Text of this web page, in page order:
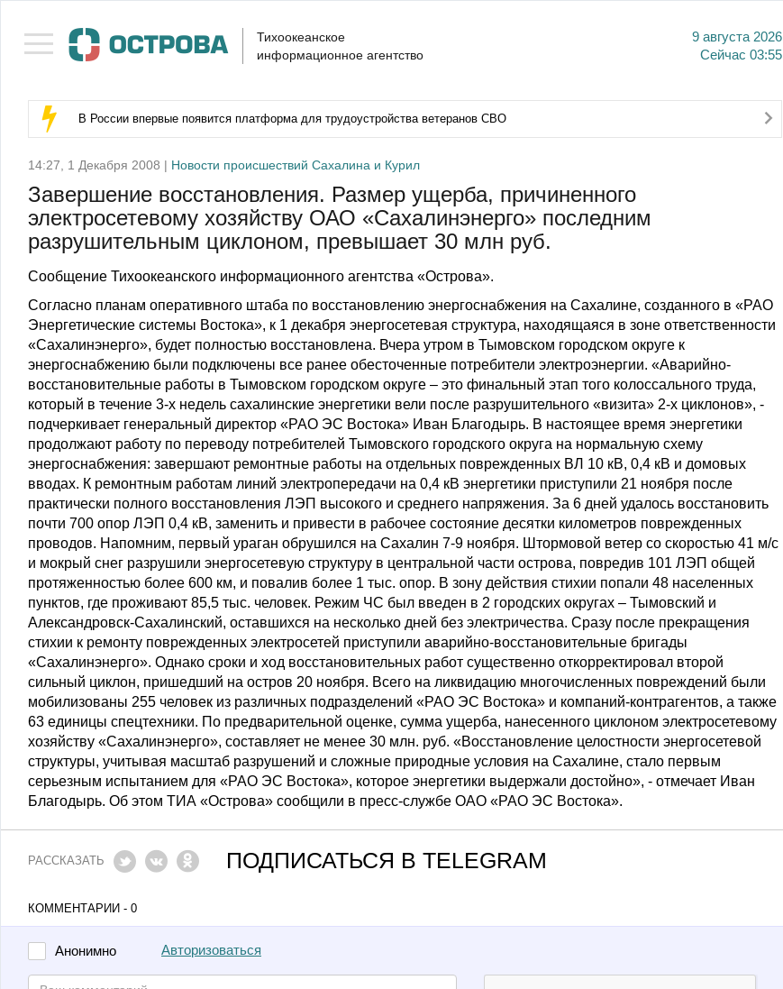
Тихоокеанское
информационное агентство
9 августа 2026
Сейчас 03:55
В России впервые появится платформа для трудоустройства ветеранов СВО
14:27, 1 Декабря 2008 | Новости происшествий Сахалина и Курил
Завершение восстановления. Размер ущерба, причиненного
электросетевому хозяйству ОАО «Сахалинэнерго» последним
разрушительным циклоном, превышает 30 млн руб.
Сообщение Тихоокеанского информационного агентства «Острова».
Согласно планам оперативного штаба по восстановлению энергоснабжения на Сахалине, созданного в «РАО
Энергетические системы Востока», к 1 декабря энергосетевая структура, находящаяся в зоне ответственности
«Сахалинэнерго», будет полностью восстановлена. Вчера утром в Тымовском городском округе к
энергоснабжению были подключены все ранее обесточенные потребители электроэнергии. «Аварийно-
восстановительные работы в Тымовском городском округе – это финальный этап того колоссального труда,
который в течение 3-х недель сахалинские энергетики вели после разрушительного «визита» 2-х циклонов», -
подчеркивает генеральный директор «РАО ЭС Востока» Иван Благодырь. В настоящее время энергетики
продолжают работу по переводу потребителей Тымовского городского округа на нормальную схему
энергоснабжения: завершают ремонтные работы на отдельных поврежденных ВЛ 10 кВ, 0,4 кВ и домовых
вводах. К ремонтным работам линий электропередачи на 0,4 кВ энергетики приступили 21 ноября после
практически полного восстановления ЛЭП высокого и среднего напряжения. За 6 дней удалось восстановить
почти 700 опор ЛЭП 0,4 кВ, заменить и привести в рабочее состояние десятки километров поврежденных
проводов. Напомним, первый ураган обрушился на Сахалин 7-9 ноября. Штормовой ветер со скоростью 41 м/с
и мокрый снег разрушили энергосетевую структуру в центральной части острова, повредив 101 ЛЭП общей
протяженностью более 600 км, и повалив более 1 тыс. опор. В зону действия стихии попали 48 населенных
пунктов, где проживают 85,5 тыс. человек. Режим ЧС был введен в 2 городских округах – Тымовский и
Александровск-Сахалинский, оставшихся на несколько дней без электричества. Сразу после прекращения
стихии к ремонту поврежденных электросетей приступили аварийно-восстановительные бригады
«Сахалинэнерго». Однако сроки и ход восстановительных работ существенно откорректировал второй
сильный циклон, пришедший на остров 20 ноября. Всего на ликвидацию многочисленных повреждений были
мобилизованы 255 человек из различных подразделений «РАО ЭС Востока» и компаний-контрагентов, а также
63 единицы спецтехники. По предварительной оценке, сумма ущерба, нанесенного циклоном электросетевому
хозяйству «Сахалинэнерго», составляет не менее 30 млн. руб. «Восстановление целостности энергосетевой
структуры, учитывая масштаб разрушений и сложные природные условия на Сахалине, стало первым
серьезным испытанием для «РАО ЭС Востока», которое энергетики выдержали достойно», - отмечает Иван
Благодырь. Об этом ТИА «Острова» сообщили в пресс-службе ОАО «РАО ЭС Востока».
РАССКАЗАТЬ ПОДПИСАТЬСЯ В TELEGRAM
КОММЕНТАРИИ - 0
Анонимно Авторизоваться